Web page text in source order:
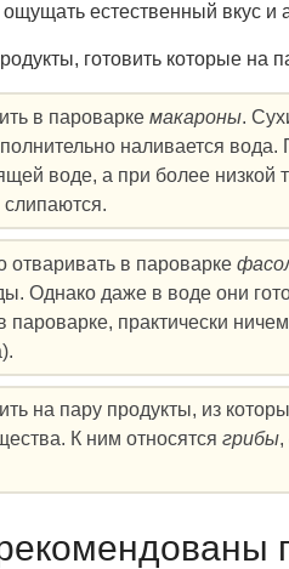
ощущать естественный вкус и
готовить которые на
в пароварке макароны.
наливается
воде, а при более
отваривать в пароварке
Однако даже в воде они
пароварке, практически
на пару продукты, из
К ним относятся грибы,